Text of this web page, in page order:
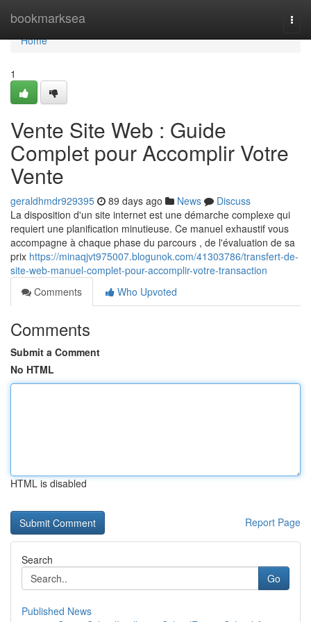
bookmarksea
Home
Home
1
Vente Site Web : Guide
Complet pour Accomplir Votre
Vente
geraldhmdr929395 89 days ago News
Discuss
La disposition d'un site internet est une démarche complexe qui
requiert une planification minutieuse. Ce manuel exhaustif vous
accompagne à chaque phase du parcours , de l'évaluation de sa
prix https://minaqjvt975007.blogunok.com/41303786/transfert-de-
site-web-manuel-complet-pour-accomplir-votre-transaction
Comments
Who Upvoted
Comments
Submit a Comment
No HTML
HTML is disabled
Report Page
Search
Go
Published News